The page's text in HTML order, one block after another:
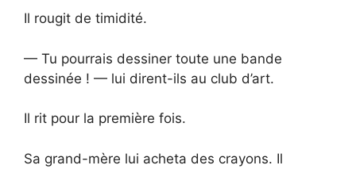
Il rougit de timidité.
— Tu pourrais dessiner toute une bande
dessinée ! — lui dirent-ils au club d’art.
Il rit pour la première fois.
Sa grand-mère lui acheta des crayons. Il